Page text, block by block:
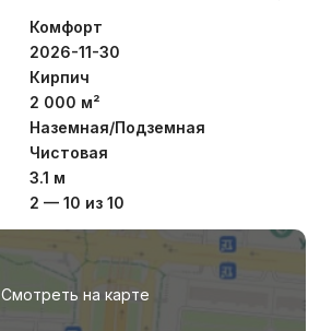
Комфорт
2026-11-30
Кирпич
2 000 м²
Наземная/Подземная
Чистовая
3.1 м
2 — 10 из 10
Смотреть на карте